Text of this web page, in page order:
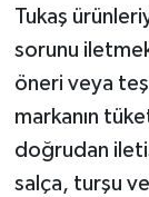
Tukaş
sorunu
öneri veya
markanın
doğrudan
salça, turşu